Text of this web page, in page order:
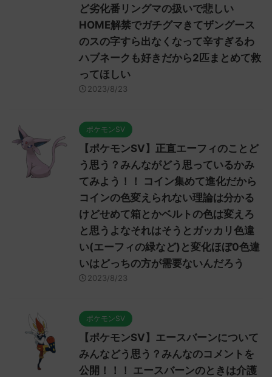
ど劣化番リングマの扱いで悲しい
HOME解禁でガチグマきてザングース
のスの字すら出なくなって辛すぎるわ
ハブネークも好きだから2匹まとめて救
ってほしい
2023/8/23
ポケモンSV
【ポケモンSV】正直エーフィのことど
う思う？みんながどう思っているかみ
てみよう！！ コイン集めて進化だから
コインの色変えられない理論は分かる
けどせめて箱とかベルトの色は変えろ
と思うよなそれはそうとガッカリ色違
い(エーフィの緑など)と変化ほぼ0色違
いはどっちの方が需要ないんだろう
2023/8/23
ポケモンSV
【ポケモンSV】エースバーンについて
みんなどう思う？みんなのコメントを
公開！！！ エースバーンのときは介護